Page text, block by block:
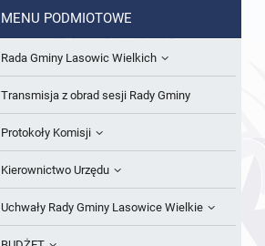
MENU PODMIOTOWE
Rada Gminy Lasowic Wielkich
Sesje Rady Gminy
Skład Rady Gminy
Interpelacje i Zapytania Radnych
Komisje Rady Gminy i informacja o
Transmisja z obrad sesji Rady Gminy
Protokoły Komisji
Komisja Budżetu i Finansów
Komisja Oświatowa
Kierownictwo Urzędu
Wójt
Uchwały Rady Gminy Lasowice Wielkie